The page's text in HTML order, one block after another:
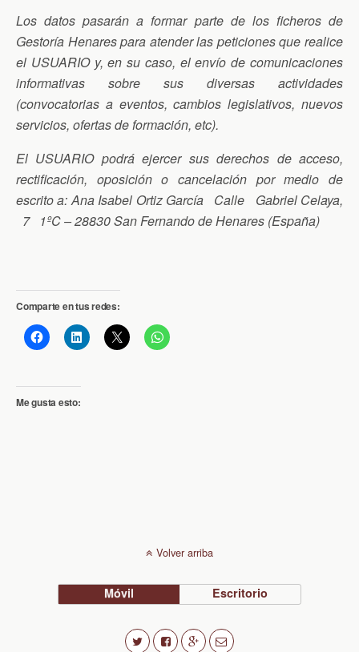
Los datos pasarán a formar parte de los ficheros de
Gestoría Henares para atender las peticiones que realice
el USUARIO y, en su caso, el envío de comunicaciones
informativas sobre sus diversas actividades
(convocatorias a eventos, cambios legislativos, nuevos
servicios, ofertas de formación, etc).
El USUARIO podrá ejercer sus derechos de acceso,
rectificación, oposición o cancelación por medio de
escrito a: Ana Isabel Ortiz García Calle Gabriel Celaya,
7 1ºC – 28830 San Fernando de Henares (España)
Comparte en tus redes:
Me gusta esto:
Volver arriba
Móvil Escritorio